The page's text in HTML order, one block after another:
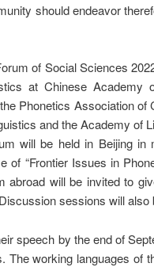
should endeavor
of Social Sciences
at Chinese Academy
Phonetics Association of
and the Academy of
will be held in Beijing in
of “Frontier Issues in
abroad will be invited to
sessions will also
speech by the end of
The working languages of